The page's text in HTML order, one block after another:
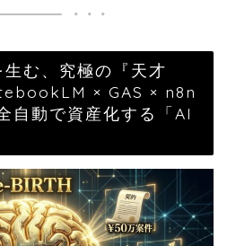
む、究極の『天才
× GAS × n8n
自動で資産化する「AI